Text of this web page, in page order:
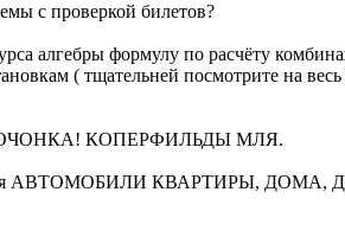
с проверкой билетов?
алгебры формулу по расчёту
( тщательней посмотрите на
КОПЕРФИЛЬДЫ МЛЯ.
АВТОМОБИЛИ КВАРТИРЫ,